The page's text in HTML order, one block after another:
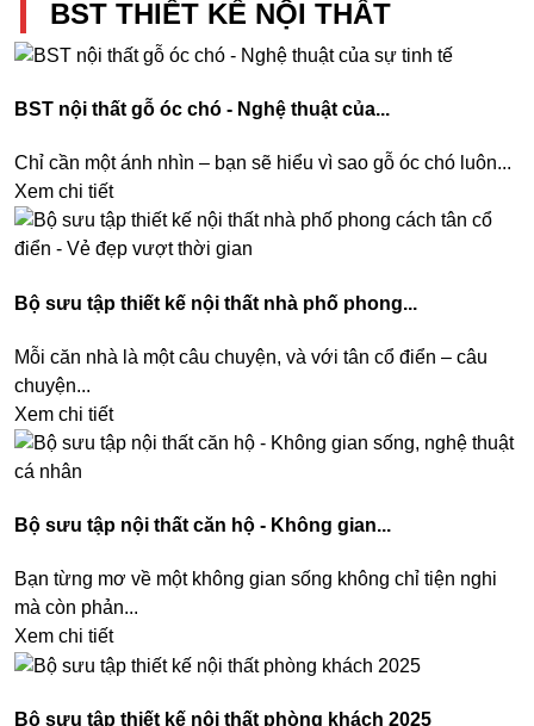
BST THIẾT KẾ NỘI THẤT
BST nội thất gỗ óc chó - Nghệ thuật của...
Chỉ cần một ánh nhìn – bạn sẽ hiểu vì sao gỗ óc chó luôn...
Xem chi tiết
Bộ sưu tập thiết kế nội thất nhà phố phong...
Mỗi căn nhà là một câu chuyện, và với tân cổ điển – câu
chuyện...
Xem chi tiết
Bộ sưu tập nội thất căn hộ - Không gian...
Bạn từng mơ về một không gian sống không chỉ tiện nghi
mà còn phản...
Xem chi tiết
Bộ sưu tập thiết kế nội thất phòng khách 2025